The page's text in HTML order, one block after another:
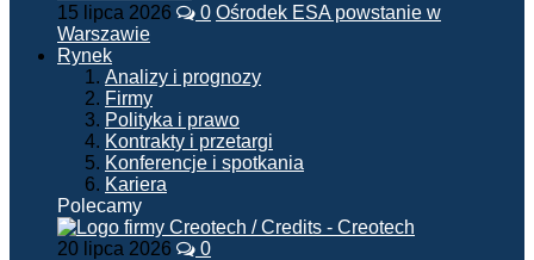
15 lipca 2026 0 Ośrodek ESA powstanie w
Warszawie
Rynek
Analizy i prognozy
Firmy
Polityka i prawo
Kontrakty i przetargi
Konferencje i spotkania
Kariera
Polecamy
20 lipca 2026 0